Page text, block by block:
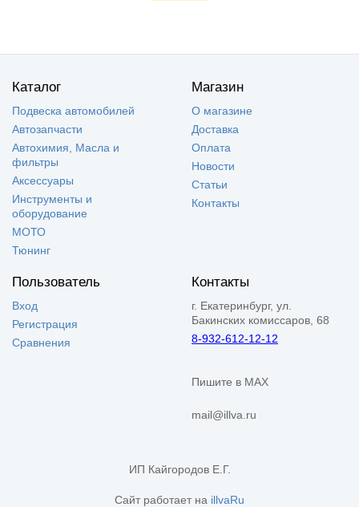
Каталог
Подвеска автомобилей
Автозапчасти
Автохимия, Масла и
фильтры
Аксессуары
Инструменты и
оборудование
МОТО
Тюнинг
Магазин
О магазине
Доставка
Оплата
Новости
Статьи
Контакты
Пользователь
Вход
Регистрация
Сравнения
Контакты
г. Екатеринбург, ул.
Бакинских комиссаров, 68
8-932-612-12-12
Пишите в MAX
mail@illva.ru
ИП Кайгородов Е.Г.
Сайт работает на illvaRu